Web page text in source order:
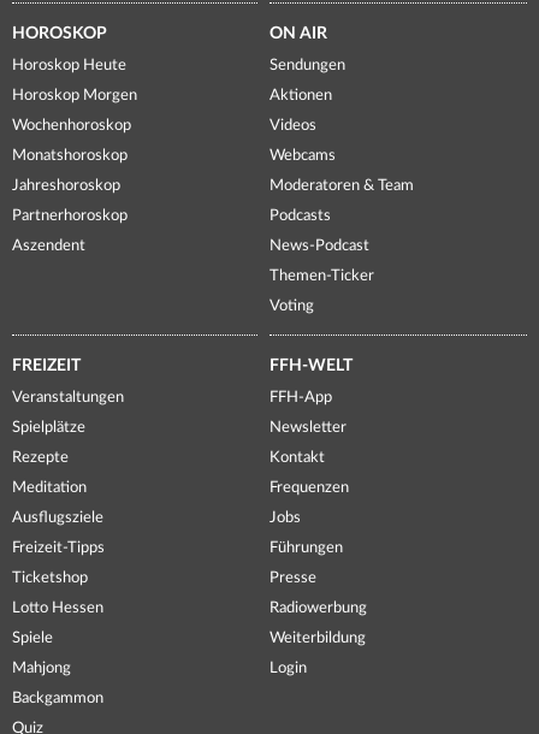
HOROSKOP
Horoskop Heute
Horoskop Morgen
Wochenhoroskop
Monatshoroskop
Jahreshoroskop
Partnerhoroskop
Aszendent
ON AIR
Sendungen
Aktionen
Videos
Webcams
Moderatoren & Team
Podcasts
News-Podcast
Themen-Ticker
Voting
FREIZEIT
Veranstaltungen
Spielplätze
Rezepte
Meditation
Ausflugsziele
Freizeit-Tipps
Ticketshop
Lotto Hessen
Spiele
Mahjong
Backgammon
Quiz
FFH-WELT
FFH-App
Newsletter
Kontakt
Frequenzen
Jobs
Führungen
Presse
Radiowerbung
Weiterbildung
Login